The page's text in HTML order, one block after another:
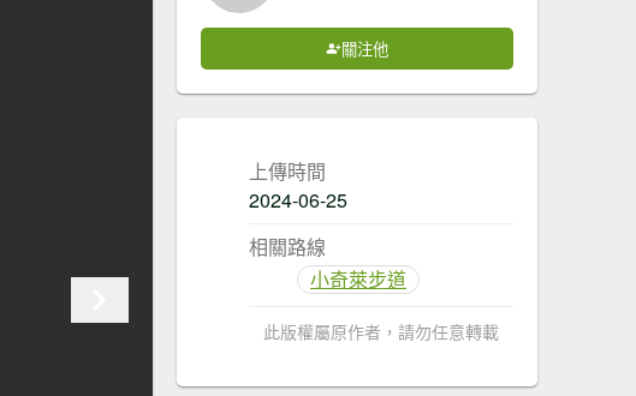
關注他
上傳時間
2024-06-25
相關路線
小奇萊步道
此版權屬原作者，請勿任意轉載